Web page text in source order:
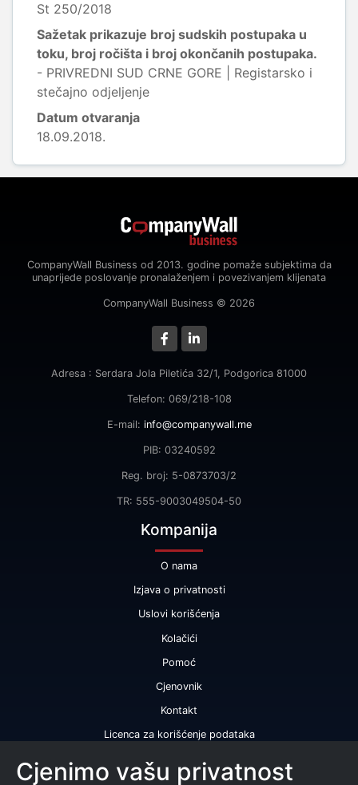
St 250/2018
Sažetak prikazuje broj sudskih postupaka u
toku, broj ročišta i broj okončanih postupaka.
- PRIVREDNI SUD CRNE GORE | Registarsko i
stečajno odjeljenje
Datum otvaranja
18.09.2018.
CompanyWall Business od 2013. godine pomaže subjektima da
unaprijede poslovanje pronalaženjem i povezivanjem klijenata
CompanyWall Business © 2026
Adresa : Serdara Jola Piletića 32/1, Podgorica 81000
Telefon: 069/218-108
E-mail: info@companywall.me
PIB: 03240592
Reg. broj: 5-0873703/2
TR: 555-9003049504-50
Kompanija
O nama
Izjava o privatnosti
Uslovi korišćenja
Kolačići
Pomoć
Cjenovnik
Kontakt
Licenca za korišćenje podataka
Naše usluge
Cjenimo vašu privatnost